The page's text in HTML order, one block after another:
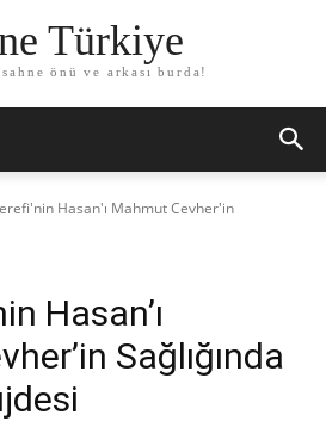
Türkiye
önü ve arkası burda!
Hasan'ı Mahmut Cevher'in
Hasan’ı
Sağlığında